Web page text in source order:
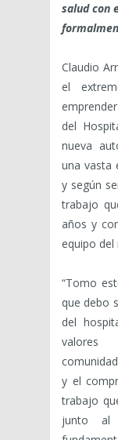
salud con
Claudio
el
del
nueva
una vasta
y según
trabajo
años y
equipo
“Tomo
que debo
del
valores
y el
trabajo
junto al